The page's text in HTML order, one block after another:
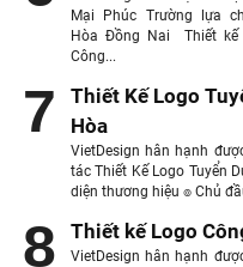
Mại Phúc Trường lựa
Hòa Đồng Nai Thiết kế
Công...
Thiết Kế Logo
Hòa
VietDesign hân hạnh
tác Thiết Kế Logo Tuyển
diện thương hiệu ๏ Chủ
Thiết kế Logo
VietDesign hân hạnh